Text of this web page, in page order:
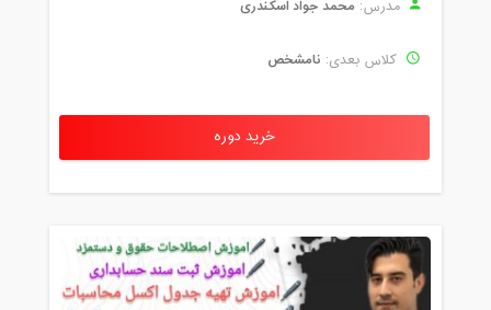
مدرس: محمد جواد اسکندری
کلاس بعدی: نامشخص
خرید دوره